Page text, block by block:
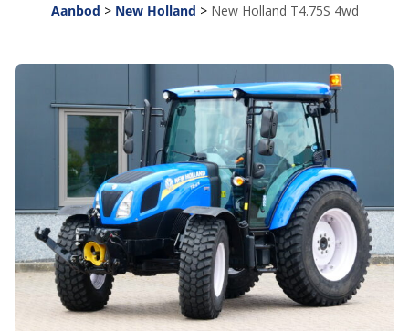
Aanbod > New Holland > New Holland T4.75S 4wd